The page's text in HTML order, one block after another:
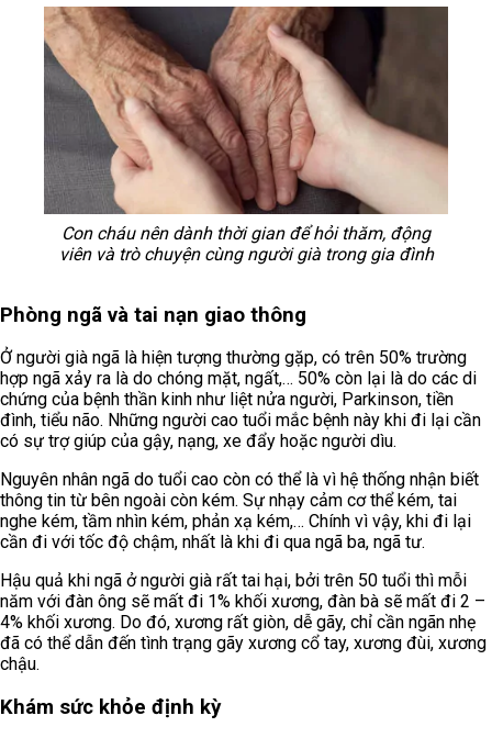
Con cháu nên dành thời gian để hỏi thăm, động
viên và trò chuyện cùng người già trong gia đình
Phòng ngã và tai nạn giao thông
Ở người già ngã là hiện tượng thường gặp, có trên 50% trường
hợp ngã xảy ra là do chóng mặt, ngất,… 50% còn lại là do các di
chứng của bệnh thần kinh như liệt nửa người, Parkinson, tiền
đình, tiểu não. Những người cao tuổi mắc bệnh này khi đi lại cần
có sự trợ giúp của gậy, nạng, xe đẩy hoặc người dìu.
Nguyên nhân ngã do tuổi cao còn có thể là vì hệ thống nhận biết
thông tin từ bên ngoài còn kém. Sự nhạy cảm cơ thể kém, tai
nghe kém, tầm nhìn kém, phản xạ kém,… Chính vì vậy, khi đi lại
cần đi với tốc độ chậm, nhất là khi đi qua ngã ba, ngã tư.
Hậu quả khi ngã ở người già rất tai hại, bởi trên 50 tuổi thì mỗi
năm với đàn ông sẽ mất đi 1% khối xương, đàn bà sẽ mất đi 2 –
4% khối xương. Do đó, xương rất giòn, dễ gãy, chỉ cần ngãn nhẹ
đã có thể dẫn đến tình trạng gãy xương cổ tay, xương đùi, xương
chậu.
Khám sức khỏe định kỳ